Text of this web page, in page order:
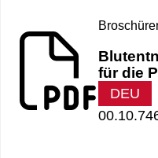
für die
DEU